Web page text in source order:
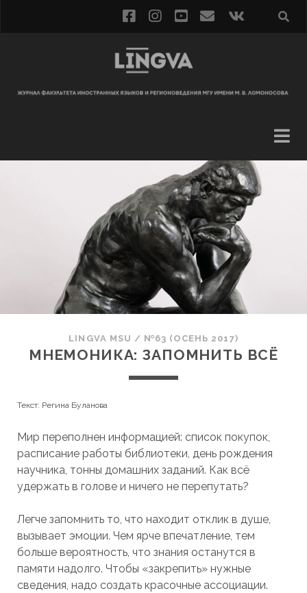
LINGVA MSU / №63 (ОСЕНЬ 2017)
МНЕМОНИКА: ЗАПОМНИТЬ ВСЁ
Текст: Регина Буланова
Мир переполнен информацией: список покупок,
расписание работы библиотеки, день рождения
научника, тонны домашних заданий. Как всё
удержать в голове и ничего не перепутать?
Легче запомнить то, что находит отклик в душе,
вызывает эмоции. Чем ярче впечатление, тем
больше вероятность, что знания останутся в
памяти надолго. Чтобы «закрепить» нужные
сведения, надо создать красочные ассоциации.